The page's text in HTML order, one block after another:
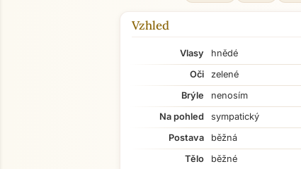
Vzhled
Vlasy
hnědé
Oči
zelené
Brýle
nenosím
Na pohled
sympatický
Postava
běžná
Tělo
běžné